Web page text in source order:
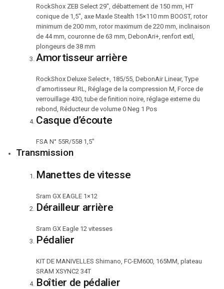
RockShox ZEB Select 29″, débattement de 150 mm, HT
conique de 1,5″, axe Maxle Stealth 15×110 mm BOOST, rotor
minimum de 200 mm, rotor maximum de 220 mm, inclinaison
de 44 mm, couronne de 63 mm, DebonAri+, renfort extl,
plongeurs de 38 mm
Amortisseur arrière
RockShox Deluxe Select+, 185/55, DebonAir Linear, Type
d’amortisseur RL, Réglage de la compression M, Force de
verrouillage 430, tube de finition noire, réglage externe du
rebond, Réducteur de volume 0 Neg 1 Pos
Casque d’écoute
FSA N° 55R/558 1,5″
Transmission
Manettes de vitesse
Sram GX EAGLE 1×12
Dérailleur arrière
Sram GX Eagle 12 vitesses
Pédalier
KIT DE MANIVELLES Shimano, FC-EM600, 165MM, plateau
SRAM XSYNC2 34T
Boîtier de pédalier